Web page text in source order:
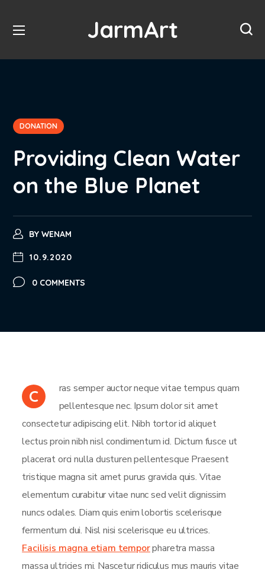
JarmArt
DONATION
Providing Clean Water
on the Blue Planet
BY WENAM
10.9.2020
0 COMMENTS
C
ras semper auctor neque vitae tempus quam
pellentesque nec. Ipsum dolor sit amet
consectetur adipiscing elit. Nibh tortor id aliquet
lectus proin nibh nisl condimentum id. Dictum fusce ut
placerat orci nulla dusturen pellentesque Praesent
tristique magna sit amet purus gravida quis. Vitae
elementum curabitur vitae nunc sed velit dignissim
nuncs odales. Diam quis enim lobortis scelerisque
fermentum dui. Nisl nisi scelerisque eu ultrices.
Facilisis magna etiam temporpharetra massa
massa ultricies mi. Nascetur ridiculus mus mauris vitae